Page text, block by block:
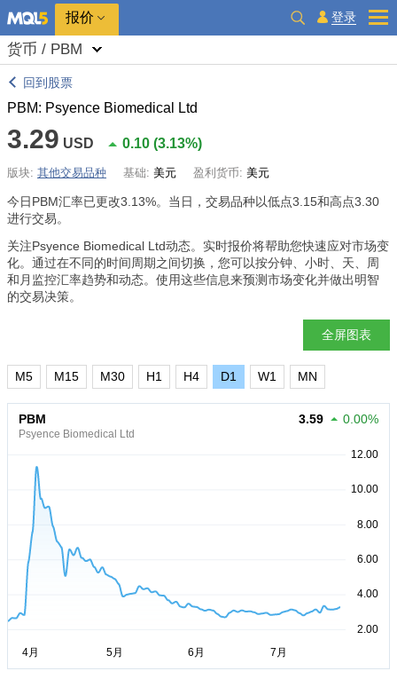
报价 登录
货币 / PBM
回到股票
PBM: Psyence Biomedical Ltd
3.29 USD 0.10 (3.13%)
版块: 其他交易品种 基础: 美元 盈利货币: 美元
今日PBM汇率已更改3.13%。当日，交易品种以低点3.15和高点3.30
进行交易。
关注Psyence Biomedical Ltd动态。实时报价将帮助您快速应对市场变
化。通过在不同的时间周期之间切换，您可以按分钟、小时、天、周
和月监控汇率趋势和动态。使用这些信息来预测市场变化并做出明智
的交易决策。
全屏图表
M5 M15 M30 H1 H4 D1 W1 MN
PBM
Psyence Biomedical Ltd
3.59 0.00%